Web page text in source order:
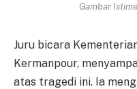
Gambar
Juru bicara
Kermanpour,
atas tragedi ini. Ia